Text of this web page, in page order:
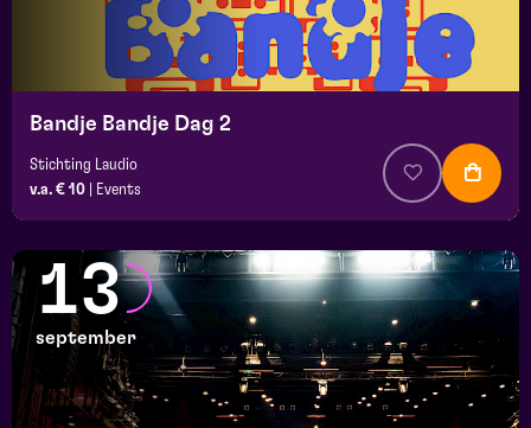
Bandje Bandje Dag 2
Stichting Laudio
v.a. € 10
Events
13
september